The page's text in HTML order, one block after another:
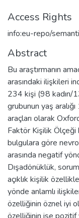
Access Rights
info:eu-repo/
Abstract
Bu araştırmanın
arasındaki ilişkileri
234 kişi (98 kadın/
grubunun yaş
araçları olarak
Faktör Kişilik Ölçeği
bulgulara göre
arasında negatif
Dışadönüklük,
açıklık kişilik
yönde anlamlı
özelliğinin öznel iyi